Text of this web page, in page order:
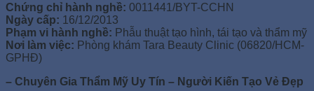
Chứng chỉ hành nghề: 0011441/BYT-CCHN
Ngày cấp: 16/12/2013
Phạm vi hành nghề: Phẫu thuật tạo hình, tái tạo và thẩm mỹ
Nơi làm việc: Phòng khám Tara Beauty Clinic (06820/HCM-
GPHĐ)
– Chuyên Gia Thẩm Mỹ Uy Tín – Người Kiến Tạo Vẻ Đẹp